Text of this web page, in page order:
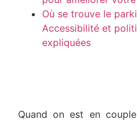
Quand on est en
Où se trouve le
Accessibilité et
expliquées